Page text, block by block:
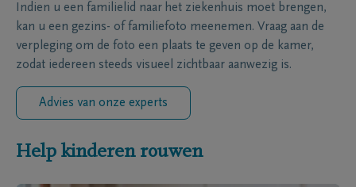
Indien u een familielid naar het ziekenhuis moet brengen,
kan u een gezins- of familiefoto meenemen. Vraag aan de
verpleging om de foto een plaats te geven op de kamer,
zodat iedereen steeds visueel zichtbaar aanwezig is.
Advies van onze experts
Help kinderen rouwen